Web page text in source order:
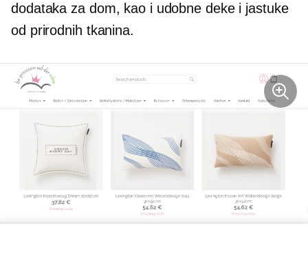
dodataka za dom, kao i udobne deke i jastuke
od prirodnih tkanina.